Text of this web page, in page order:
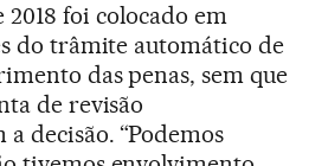
foi colocado em
do trâmite automático de
das penas, sem que
de revisão
decisão. “Podemos